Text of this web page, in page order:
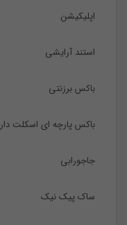
اپلیکیشن
استند آرایشی
باکس برزنتی
باکس پارچه ای اسکلت دار
جاجورابی
ساک پیک نیک